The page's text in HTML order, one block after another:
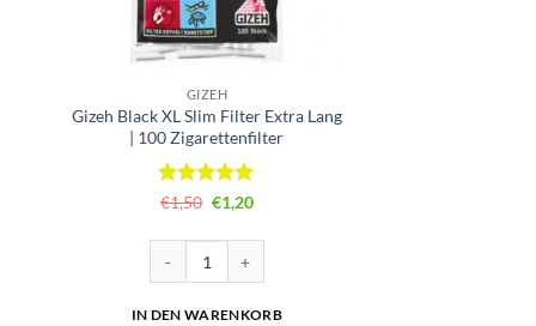
GIZEH
Gizeh Black XL Slim Filter Extra Lang
| 100 Zigarettenfilter
Bewertet
5
€1,50 Ursprünglicher
Preis
€1,20Aktueller
IN DEN WARENKORB